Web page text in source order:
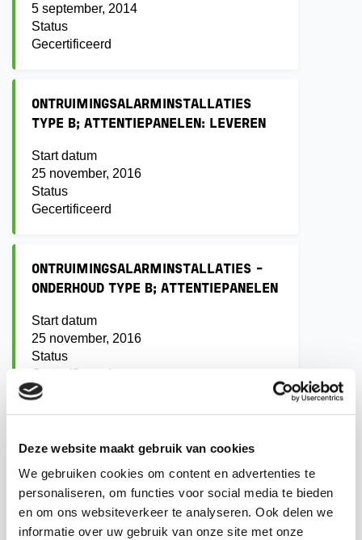
Deze website maakt gebruik van cookies
We gebruiken cookies om content en advertenties te
personaliseren, om functies voor social media te bieden
en om ons websiteverkeer te analyseren. Ook delen we
informatie over uw gebruik van onze site met onze
5 september, 2014
Status
Gecertificeerd
ONTRUIMINGSALARMINSTALLATIES
TYPE B; ATTENTIEPANELEN: LEVEREN
Start datum
25 november, 2016
Status
Gecertificeerd
ONTRUIMINGSALARMINSTALLATIES -
ONDERHOUD TYPE B; ATTENTIEPANELEN
Start datum
25 november, 2016
Status
Gecertificeerd
ONDERHOUD TYPE A
Start datum
25 november, 2016
Status